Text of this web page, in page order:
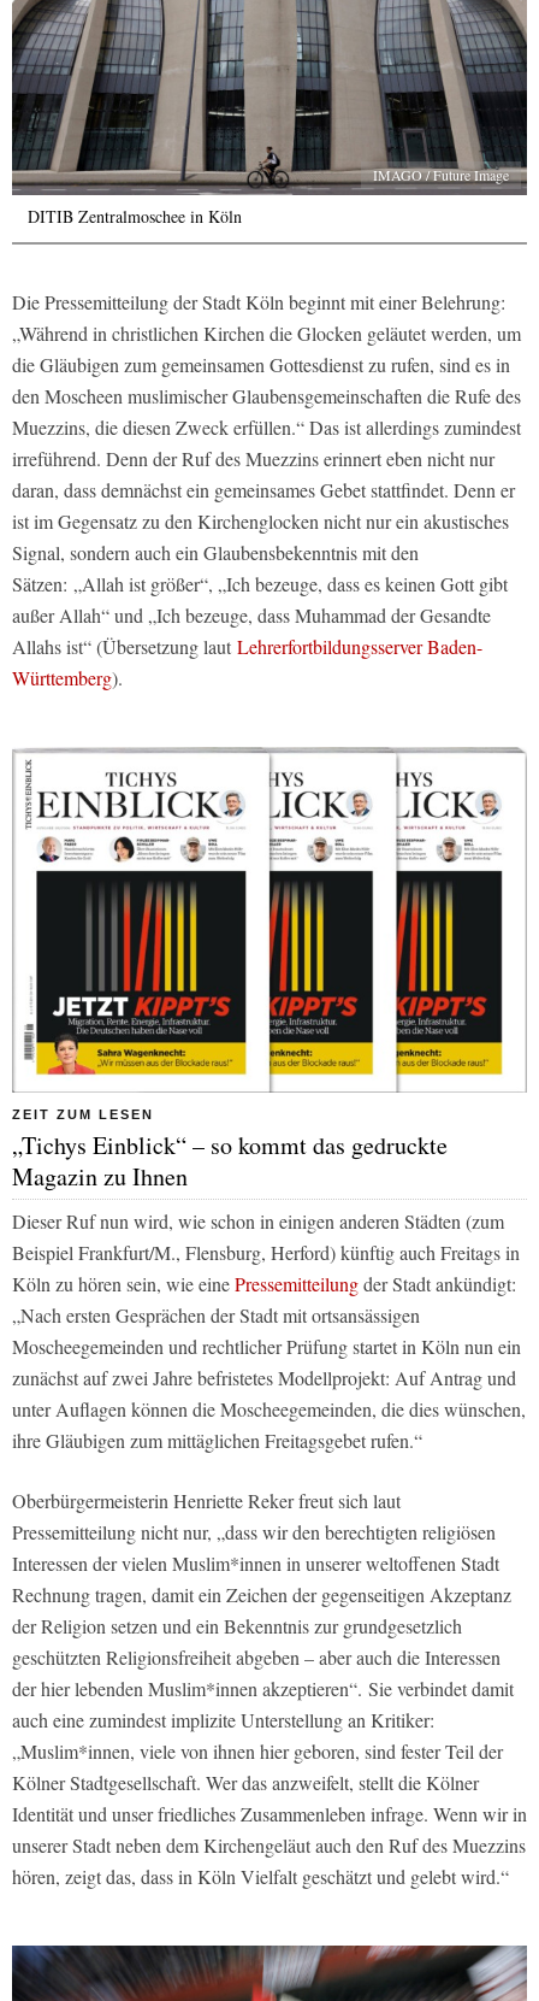
IMAGO / Future Image
DITIB Zentralmoschee in Köln
Die Pressemitteilung der Stadt Köln beginnt mit einer Belehrung:
„Während in christlichen Kirchen die Glocken geläutet werden, um
die Gläubigen zum gemeinsamen Gottesdienst zu rufen, sind es in
den Moscheen muslimischer Glaubensgemeinschaften die Rufe des
Muezzins, die diesen Zweck erfüllen.“ Das ist allerdings zumindest
irreführend. Denn der Ruf des Muezzins erinnert eben nicht nur
daran, dass demnächst ein gemeinsames Gebet stattfindet. Denn er
ist im Gegensatz zu den Kirchenglocken nicht nur ein akustisches
Signal, sondern auch ein Glaubensbekenntnis mit den
Sätzen: „Allah ist größer“, „Ich bezeuge, dass es keinen Gott gibt
außer Allah“ und „Ich bezeuge, dass Muhammad der Gesandte
Allahs ist“ (Übersetzung laut Lehrerfortbildungsserver Baden-
Württemberg).
ZEIT ZUM LESEN
„Tichys Einblick“ – so kommt das gedruckte
Magazin zu Ihnen
Dieser Ruf nun wird, wie schon in einigen anderen Städten (zum
Beispiel Frankfurt/M., Flensburg, Herford) künftig auch Freitags in
Köln zu hören sein, wie einePressemitteilungder Stadt ankündigt:
„Nach ersten Gesprächen der Stadt mit ortsansässigen
Moscheegemeinden und rechtlicher Prüfung startet in Köln nun ein
zunächst auf zwei Jahre befristetes Modellprojekt: Auf Antrag und
unter Auflagen können die Moscheegemeinden, die dies wünschen,
ihre Gläubigen zum mittäglichen Freitagsgebet rufen.“
Oberbürgermeisterin Henriette Reker freut sich laut
Pressemitteilung nicht nur, „dass wir den berechtigten religiösen
Interessen der vielen Muslim*innen in unserer weltoffenen Stadt
Rechnung tragen, damit ein Zeichen der gegenseitigen Akzeptanz
der Religion setzen und ein Bekenntnis zur grundgesetzlich
geschützten Religionsfreiheit abgeben – aber auch die Interessen
der hier lebenden Muslim*innen akzeptieren“. Sie verbindet damit
auch eine zumindest implizite Unterstellung an Kritiker:
„Muslim*innen, viele von ihnen hier geboren, sind fester Teil der
Kölner Stadtgesellschaft. Wer das anzweifelt, stellt die Kölner
Identität und unser friedliches Zusammenleben infrage. Wenn wir in
unserer Stadt neben dem Kirchengeläut auch den Ruf des Muezzins
hören, zeigt das, dass in Köln Vielfalt geschätzt und gelebt wird.“